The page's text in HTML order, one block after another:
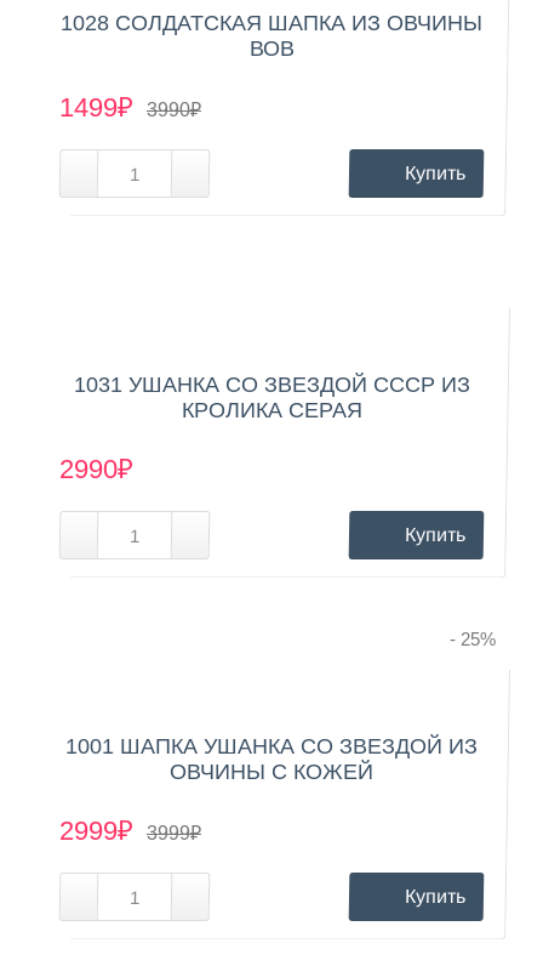
1028 СОЛДАТСКАЯ ШАПКА ИЗ ОВЧИНЫ
ВОВ
1499₽ 3990₽
Купить
1031 УШАНКА СО ЗВЕЗДОЙ СССР ИЗ
КРОЛИКА СЕРАЯ
2990₽
Купить
- 25%
1001 ШАПКА УШАНКА СО ЗВЕЗДОЙ ИЗ
ОВЧИНЫ С КОЖЕЙ
2999₽ 3999₽
Купить